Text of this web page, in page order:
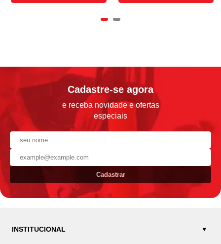
Cadastre-se agora
e receba novidade e ofertas
especiais
Cadastrar
INSTITUCIONAL